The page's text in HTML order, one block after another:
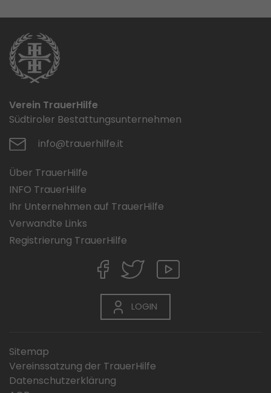
Verein TrauerHilfe
Südtiroler Bestattungsunternehmen
info@trauerhilfe.it
Über TrauerHilfe
INFO TrauerHilfe
Ihr Unternehmen auf TrauerHilfe
Verwandte Links
Registrierung TrauerHilfe
LOGIN
Sitemap
Vereinssatzung der TrauerHilfe
Datenschutzerklärung